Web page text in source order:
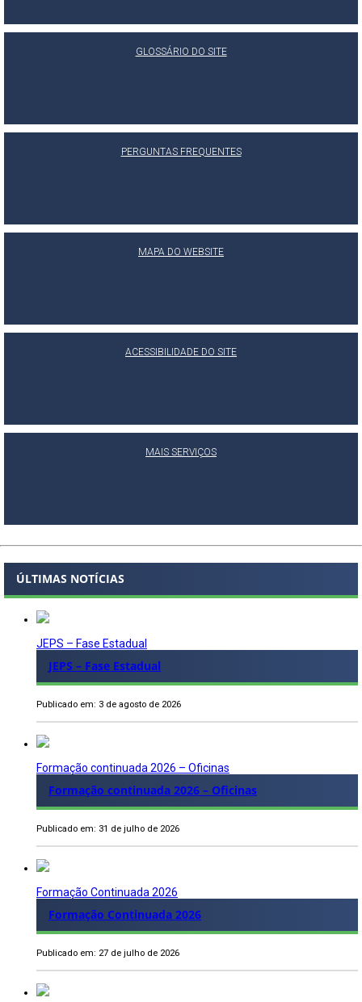
GLOSSÁRIO DO SITE
PERGUNTAS FREQUENTES
MAPA DO WEBSITE
ACESSIBILIDADE DO SITE
MAIS SERVIÇOS
ÚLTIMAS NOTÍCIAS
JEPS – Fase Estadual
JEPS – Fase Estadual
Publicado em: 3 de agosto de 2026
Formação continuada 2026 – Oficinas
Formação continuada 2026 – Oficinas
Publicado em: 31 de julho de 2026
Formação Continuada 2026
Formação Continuada 2026
Publicado em: 27 de julho de 2026